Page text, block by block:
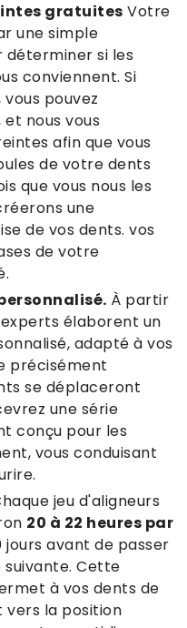
gratuites Votre
une simple
déterminer si les
conviennent. Si
pouvez
nous vous
afin que vous
de votre dents
que vous nous les
une
de vos dents. vos
de votre
À partir
élaborent un
adapté à vos
précisément
se déplaceront
une série
conçu pour les
vous conduisant
jeu d'aligneurs
20 à 22 heures par
jours avant de passer
suivante. Cette
à vos dents de
la position